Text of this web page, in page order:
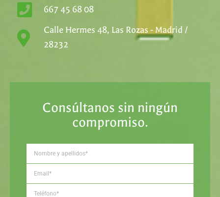
667 45 68 08
Calle Hermes 48, Las Rozas - Madrid /
28232
Consúltanos sin ningún
compromiso.